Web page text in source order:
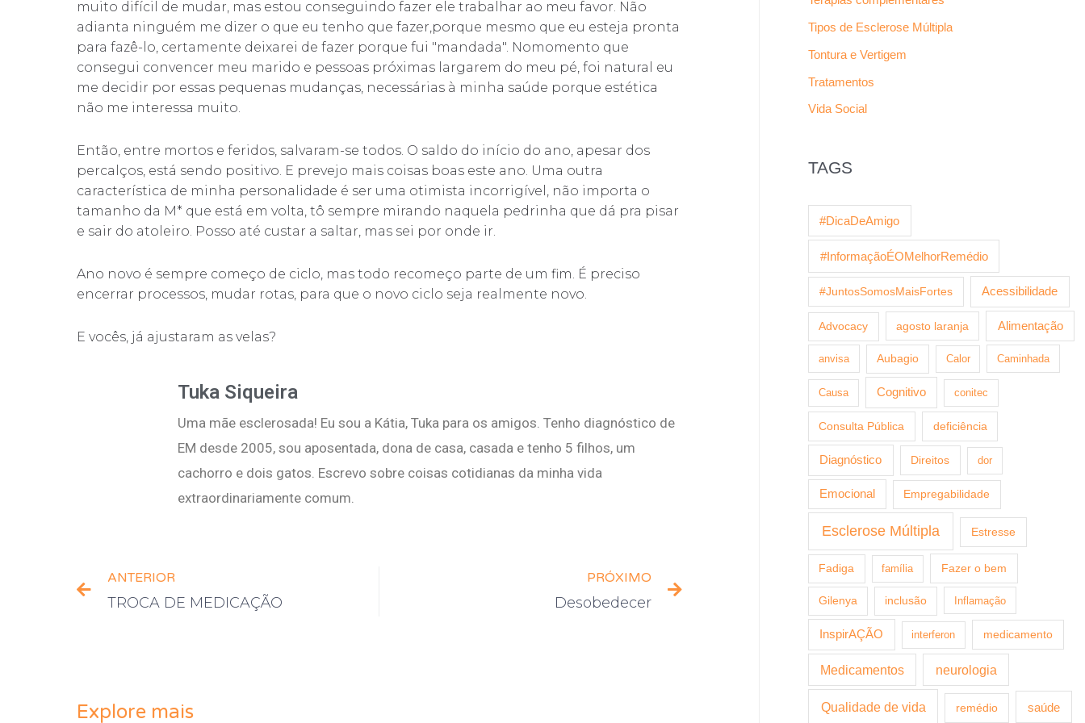
muito difícil de mudar, mas estou conseguindo fazer ele trabalhar ao meu favor. Não
adianta ninguém me dizer o que eu tenho que fazer,porque mesmo que eu esteja pronta
para fazê-lo, certamente deixarei de fazer porque fui "mandada". Nomomento que
consegui convencer meu marido e pessoas próximas largarem do meu pé, foi natural eu
me decidir por essas pequenas mudanças, necessárias à minha saúde porque estética
não me interessa muito.
Então, entre mortos e feridos, salvaram-se todos. O saldo do início do ano, apesar dos
percalços, está sendo positivo. E prevejo mais coisas boas este ano. Uma outra
característica de minha personalidade é ser uma otimista incorrigível, não importa o
tamanho da M* que está em volta, tô sempre mirando naquela pedrinha que dá pra pisar
e sair do atoleiro. Posso até custar a saltar, mas sei por onde ir.
Ano novo é sempre começo de ciclo, mas todo recomeço parte de um fim. É preciso
encerrar processos, mudar rotas, para que o novo ciclo seja realmente novo.
E vocês, já ajustaram as velas?
Tuka Siqueira
Uma mãe esclerosada! Eu sou a Kátia, Tuka para os amigos. Tenho diagnóstico de
EM desde 2005, sou aposentada, dona de casa, casada e tenho 5 filhos, um
cachorro e dois gatos. Escrevo sobre coisas cotidianas da minha vida
extraordinariamente comum.
ANTERIOR
TROCA DE MEDICAÇÃO
PRÓXIMO
Desobedecer
Explore mais
Tipos de Esclerose Múltipla
Tontura e Vertigem
Tratamentos
Vida Social
TAGS
#DicaDeAmigo
#InformaçãoÉOMelhorRemédio
#JuntosSomosMaisFortes Acessibilidade
Advocacy agosto laranja Alimentação
anvisa Aubagio Calor Caminhada
Causa Cognitivo conitec
Consulta Pública deficiência
Diagnóstico Direitos dor
Emocional Empregabilidade
Esclerose Múltipla Estresse
Fadiga família Fazer o bem
Gilenya inclusão Inflamação
InspirAÇÃO interferon medicamento
Medicamentos neurologia
Qualidade de vida remédio saúde